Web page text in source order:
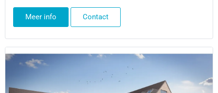
Meer info Contact